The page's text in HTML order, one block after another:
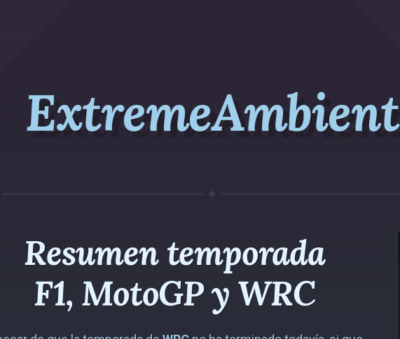
ExtremeAmbient
Resumen temporada
F1, MotoGP y WRC